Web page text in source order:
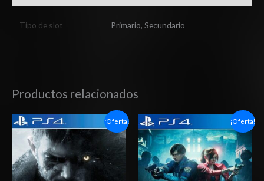
Tipo de slot Primario, Secundario
Productos relacionados
¡Oferta!
Rango
de
precios:
desde
$6.03
hasta
$10.03
¡Oferta!
Rango
de
precios:
desde
$6.03
hasta
$10.03